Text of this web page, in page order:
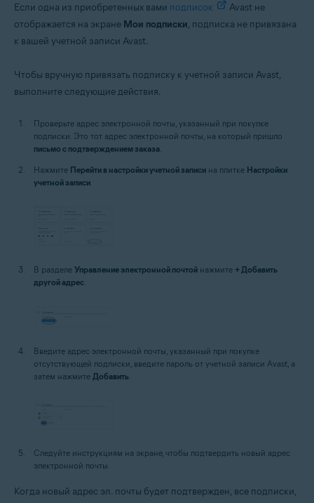
Если одна из приобретенных вами подписок
Avast не
отображается на экране Мои подписки, подписка не привязана
к вашей учетной записи Avast.
Чтобы вручную привязать подписку к учетной записи Avast,
выполните следующие действия.
Проверьте адрес электронной почты, указанный при покупке
подписки. Это тот адрес электронной почты, на который пришло
письмо с подтверждением заказа.
Нажмите Перейти в настройки учетной записи на плитке Настройки
учетной записи.
В разделе Управление электронной почтой нажмите + Добавить
другой адрес.
Введите адрес электронной почты, указанный при покупке
отсутствующей подписки, введите пароль от учетной записи Avast, а
затем нажмите Добавить
Следуйте инструкциям на экране, чтобы подтвердить новый адрес
электронной почты.
Когда новый адрес эл. почты будет подтвержден, все подписки,